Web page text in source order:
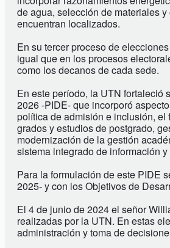
de agua, selección de materiales
encuentran localizados.
En su tercer proceso de
igual que en los procesos
como los decanos de cada sede.
En este período, la UTN fortaleció
2026 -PIDE- que incorporó
política de admisión e inclusión, el
grados y estudios de postgrado,
modernización de la gestión
sistema integrado de información
Para la formulación de este PIDE
2025- y con los Objetivos de
El 4 de junio de 2024 el señor
realizadas por la UTN. En estas
administración y toma de